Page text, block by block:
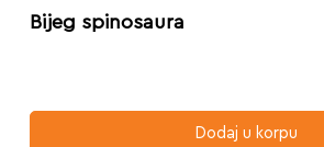
Bijeg spinosaura
Dodaj u korpu